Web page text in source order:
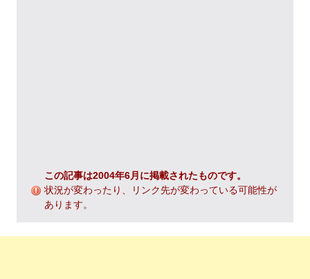
この記事は2004年6月に掲載されたものです。
状況が変わったり、リンク先が変わっている可能性が
あります。